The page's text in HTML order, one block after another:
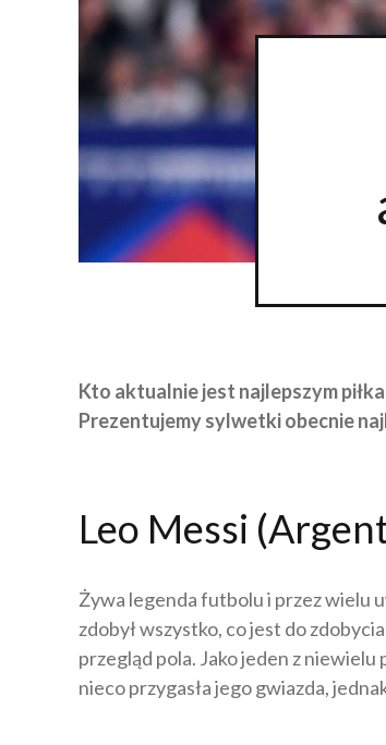
Kto aktualnie jest najlepszym
Prezentujemy sylwetki obecnie
Leo Messi
Żywa legenda futbolu i przez wielu
zdobył wszystko, co jest do
przegląd pola. Jako jeden z niewielu
nieco przygasła jego gwiazda,